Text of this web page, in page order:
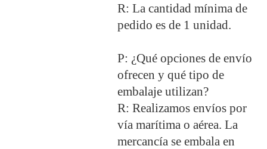
R: La cantidad mínima de
pedido es de 1 unidad.
P: ¿Qué opciones de envío
ofrecen y qué tipo de
embalaje utilizan?
R: Realizamos envíos por
vía marítima o aérea. La
mercancía se embala en